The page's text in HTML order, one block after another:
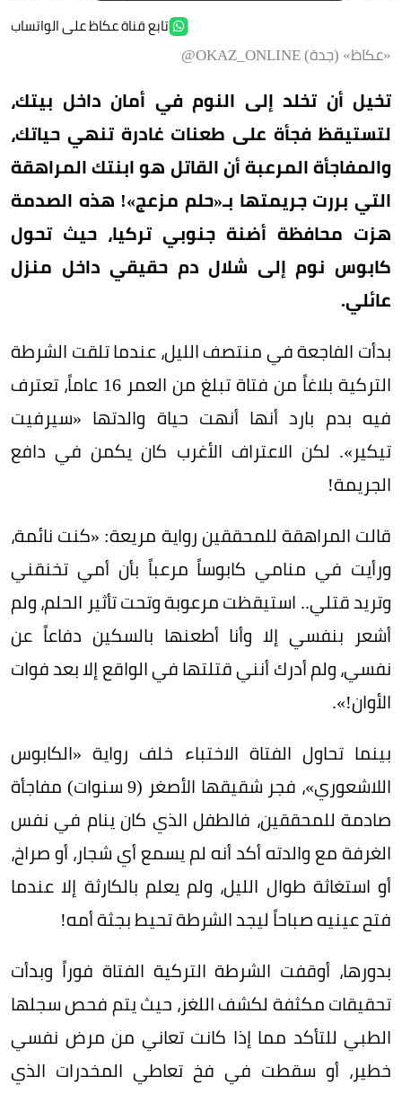
تابع قناة عكاظ على الواتساب
«عكاظ» (جدة) OKAZ_ONLINE@
تخيل أن تخلد إلى النوم في أمان داخل بيتك،
لتستيقظ فجأة على طعنات غادرة تنهي حياتك،
والمفاجأة المرعبة أن القاتل هو ابنتك المراهقة
التي بررت جريمتها بـ«حلم مزعج»! هذه الصدمة
هزت محافظة أضنة جنوبي تركيا، حيث تحول
كابوس نوم إلى شلال دم حقيقي داخل منزل
عائلي.
بدأت الفاجعة في منتصف الليل، عندما تلقت الشرطة
التركية بلاغاً من فتاة تبلغ من العمر 16 عاماً، تعترف
فيه بدم بارد أنها أنهت حياة والدتها «سيرفيت
تيكير». لكن الاعتراف الأغرب كان يكمن في دافع
الجريمة!
قالت المراهقة للمحققين رواية مريعة: «كنت نائمة،
ورأيت في منامي كابوساً مرعباً بأن أمي تخنقني
وتريد قتلي.. استيقظت مرعوبة وتحت تأثير الحلم، ولم
أشعر بنفسي إلا وأنا أطعنها بالسكين دفاعاً عن
نفسي، ولم أدرك أنني قتلتها في الواقع إلا بعد فوات
الأوان!».
بينما تحاول الفتاة الاختباء خلف رواية «الكابوس
اللاشعوري»، فجر شقيقها الأصغر (9 سنوات) مفاجأة
صادمة للمحققين، فالطفل الذي كان ينام في نفس
الغرفة مع والدته أكد أنه لم يسمع أي شجار، أو صراخ،
أو استغاثة طوال الليل، ولم يعلم بالكارثة إلا عندما
فتح عينيه صباحاً ليجد الشرطة تحيط بجثة أمه!
بدورها، أوقفت الشرطة التركية الفتاة فوراً وبدأت
تحقيقات مكثفة لكشف اللغز، حيث يتم فحص سجلها
الطبي للتأكد مما إذا كانت تعاني من مرض نفسي
خطير، أو سقطت في فخ تعاطي المخدرات الذي